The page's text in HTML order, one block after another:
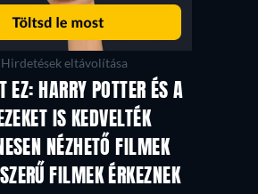
Hirdetések eltávolítása
EZ: HARRY POTTER ÉS A
IS KEDVELTÉK
NÉZHETŐ FILMEK
FILMEK ÉRKEZNEK